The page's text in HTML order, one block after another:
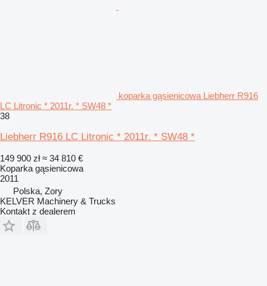
koparka gąsienicowa Liebherr R916
LC Litronic * 2011r. * SW48 *
38
Liebherr R916 LC Litronic * 2011r. * SW48 *
149 900 zł ≈ 34 810 €
Koparka gąsienicowa
2011
Polska, Zory
KELVER Machinery & Trucks
Kontakt z dealerem